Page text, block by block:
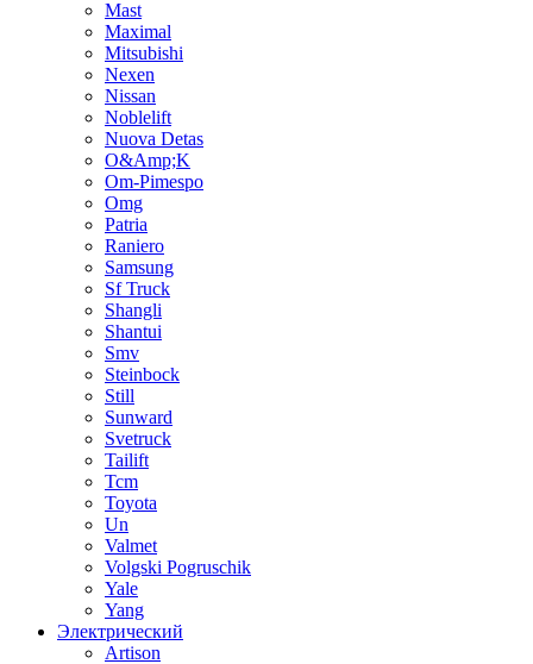
Mast
Maximal
Mitsubishi
Nexen
Nissan
Noblelift
Nuova Detas
O&Amp;K
Om-Pimespo
Omg
Patria
Raniero
Samsung
Sf Truck
Shangli
Shantui
Smv
Steinbock
Still
Sunward
Svetruck
Tailift
Tcm
Toyota
Un
Valmet
Volgski Pogruschik
Yale
Yang
Электрический
Artison